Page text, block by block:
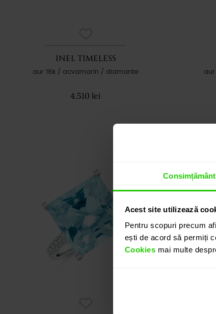
Consimțământ
Acest site utilizează
Pentru scopuri precum
ești de acord să permiți
Cookies mai multe
INEL TIMELESS
aur 18k / acvamarin / diamante
4.510 lei